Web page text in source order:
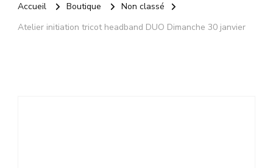
Accueil Boutique
Non classé
Atelier initiation tricot headband DUO Dimanche 30 janvier